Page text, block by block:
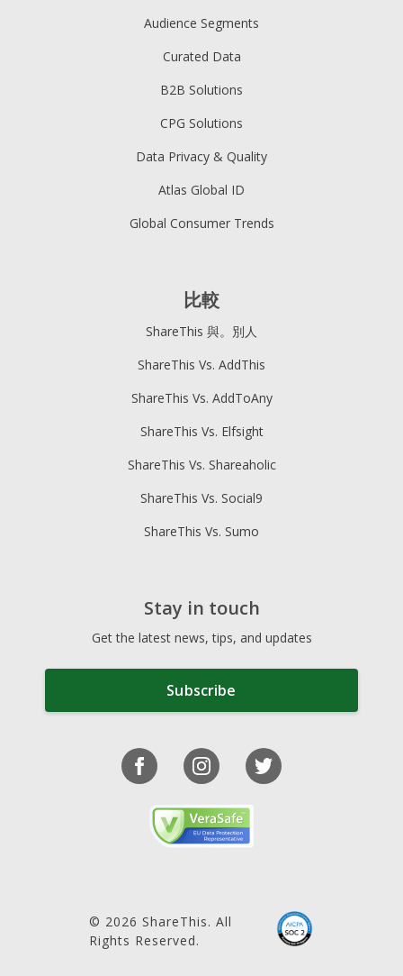
Audience Segments
Curated Data
B2B Solutions
CPG Solutions
Data Privacy & Quality
Atlas Global ID
Global Consumer Trends
比較
ShareThis 與。別人
ShareThis Vs. AddThis
ShareThis Vs. AddToAny
ShareThis Vs. Elfsight
ShareThis Vs. Shareaholic
ShareThis Vs. Social9
ShareThis Vs. Sumo
Stay in touch
Get the latest news, tips, and updates
Subscribe
© 2026 ShareThis. All
Rights Reserved.